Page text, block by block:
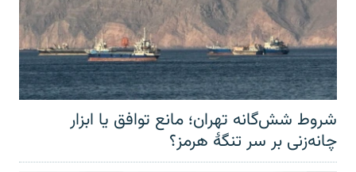
شروط شش‌گانه تهران؛ مانع توافق یا ابزار
چانه‌زنی بر سر تنگهٔ هرمز؟